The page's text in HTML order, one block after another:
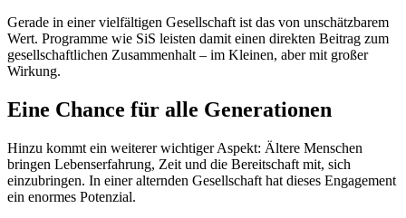
Gerade in einer vielfältigen Gesellschaft ist das von unschätzbarem
Wert. Programme wie SiS leisten damit einen direkten Beitrag zum
gesellschaftlichen Zusammenhalt – im Kleinen, aber mit großer
Wirkung.
Eine Chance für alle Generationen
Hinzu kommt ein weiterer wichtiger Aspekt: Ältere Menschen
bringen Lebenserfahrung, Zeit und die Bereitschaft mit, sich
einzubringen. In einer alternden Gesellschaft hat dieses Engagement
ein enormes Potenzial.